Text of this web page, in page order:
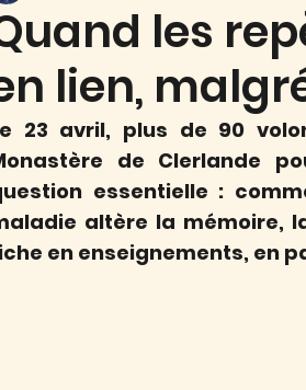
les
lien,
23 avril, plus de 90
de Clerlande
essentielle :
altère la mémoire,
en enseignements, en